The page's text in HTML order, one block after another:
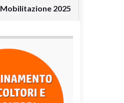
Mobilitazione 2025